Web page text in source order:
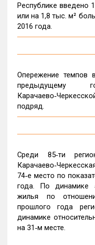
Республике введено
или на 1,8 тыс. м²
2016 года.
Опережение
предыдущему
подряд.
Среди 85‑ти
74‑е место по
года. По динамике
жилья по
прошлого года
динамике
на 31‑м месте.